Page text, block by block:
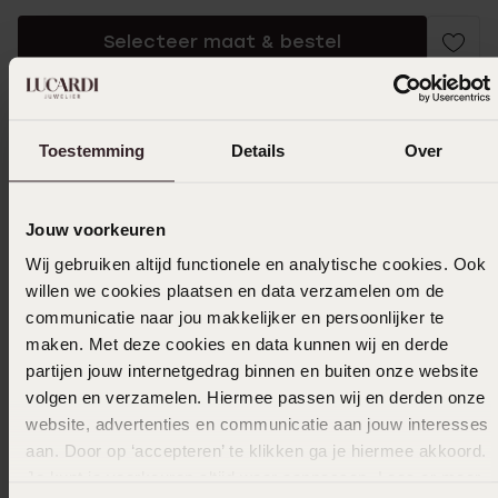
Toestemming Details Over
Jouw voorkeuren
Wij gebruiken altijd functionele en analytische cookies. Ook
willen we cookies plaatsen en data verzamelen om de
communicatie naar jou makkelijker en persoonlijker te
maken. Met deze cookies en data kunnen wij en derde
partijen jouw internetgedrag binnen en buiten onze website
volgen en verzamelen. Hiermee passen wij en derden onze
website, advertenties en communicatie aan jouw interesses
aan. Door op ‘accepteren’ te klikken ga je hiermee akkoord.
Selecteer maat & bestel
Ook leuk voor jou